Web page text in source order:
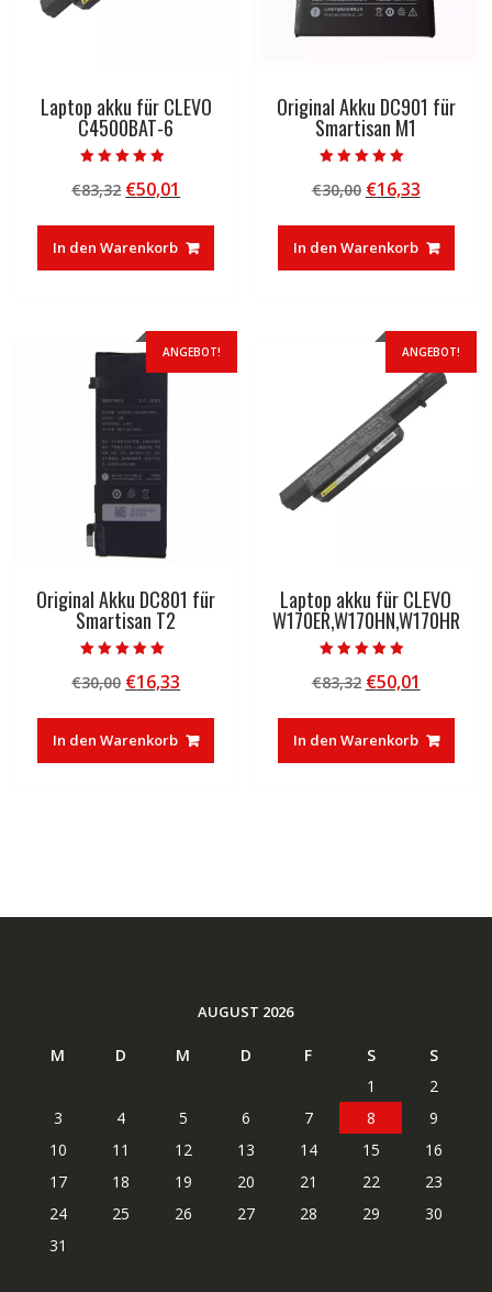
Laptop akku für CLEVO
C4500BAT-6
5.00
von 5
€83,32 Ursprünglicher
war:
€83,32
€50,01
ist:
€50,01.
In den Warenkorb
Original Akku DC901 für
Smartisan M1
5.00
von 5
€30,00 Ursprünglicher
war:
€30,00
€16,33
ist:
€16,33.
In den Warenkorb
ANGEBOT!
Original Akku DC801 für
Smartisan T2
5.00
von 5
€30,00 Ursprünglicher
war:
€30,00
€16,33
ist:
€16,33.
In den Warenkorb
ANGEBOT!
Laptop akku für CLEVO
W170ER,W170HN,W170HR
4.50
von 5
€83,32 Ursprünglicher
war:
€83,32
€50,01
ist:
€50,01.
In den Warenkorb
AUGUST 2026
M D M D F S
S
1
2
3
4 5 6 7 8
9
10
11 12 13 14 15
16
17
18 19 20 21 22
23
24
25 26 27 28 29
30
31